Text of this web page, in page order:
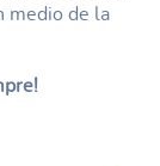
medio de la